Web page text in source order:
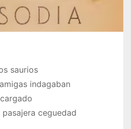
saurios
indagaban
ceguedad